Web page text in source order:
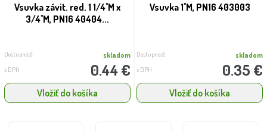
Vsuvka závit. red. 1 1/4''M x
3/4''M, PN16 40404...
Dostupnosť: skladom
s DPH 0.44 €
Vložiť do košíka
Vsuvka 1''M, PN16 403003
Dostupnosť: skladom
s DPH 0.35 €
Vložiť do košíka